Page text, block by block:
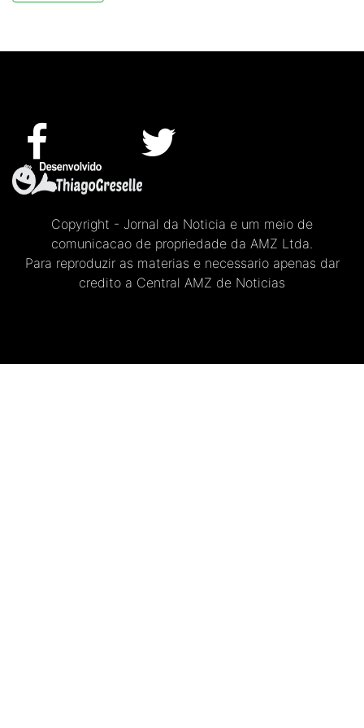
Copyright - Jornal da Noticia e um meio de
comunicacao de propriedade da AMZ Ltda.
Para reproduzir as materias e necessario apenas dar
credito a Central AMZ de Noticias